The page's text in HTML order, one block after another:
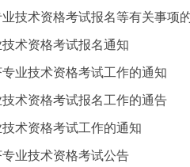
技术资格考试报名等有关事项
术资格考试报名通知
业技术资格考试工作的通知
术资格考试报名工作的通告
术资格考试工作的通知
业技术资格考试公告